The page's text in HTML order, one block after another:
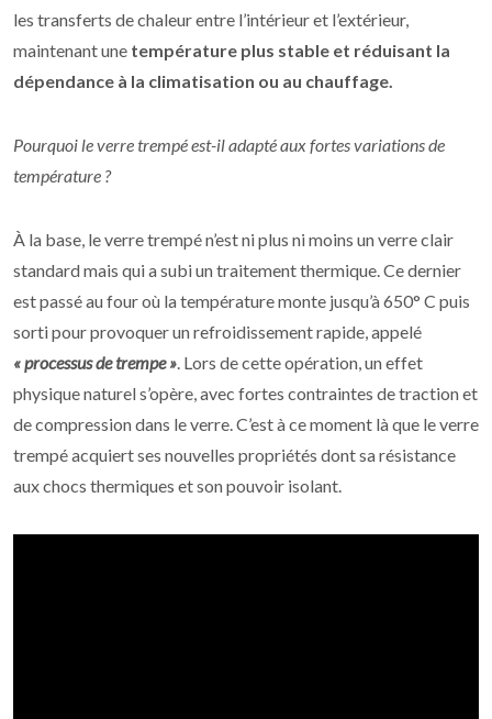
les transferts de chaleur entre l’intérieur et l’extérieur,
maintenant une température plus stable et réduisant la
dépendance à la climatisation ou au chauffage.
Pourquoi le verre trempé est-il adapté aux fortes variations de
température ?
À la base, le verre trempé n’est ni plus ni moins un verre clair
standard mais qui a subi un traitement thermique. Ce dernier
est passé au four où la température monte jusqu’à 650° C puis
sorti pour provoquer un refroidissement rapide, appelé
« processus de trempe ». Lors de cette opération, un effet
physique naturel s’opère, avec fortes contraintes de traction et
de compression dans le verre. C’est à ce moment là que le verre
trempé acquiert ses nouvelles propriétés dont sa résistance
aux chocs thermiques et son pouvoir isolant.